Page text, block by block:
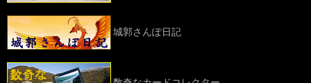
城郭さんぽ日記